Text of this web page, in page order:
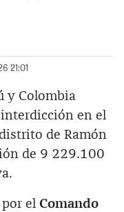
21:01
y Colombia
en el
de Ramón
de 9 229.100
el Comando